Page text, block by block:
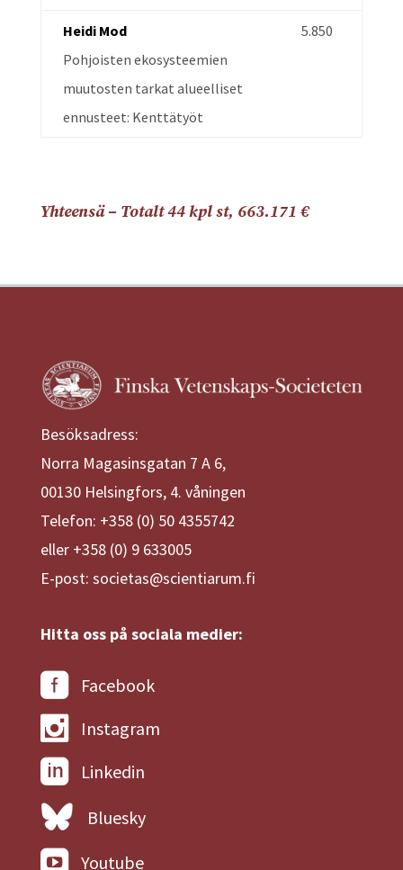
Heidi Mod
Pohjoisten ekosysteemien
muutosten tarkat alueelliset
ennusteet: Kenttätyöt
5.850
Yhteensä – Totalt 44 kpl st, 663.171 €
Besöksadress:
Norra Magasinsgatan 7 A 6,
00130 Helsingfors, 4. våningen
Telefon: +358 (0) 50 4355742
eller +358 (0) 9 633005
E-post: societas@scientiarum.fi
Hitta oss på sociala medier:
Facebook
Instagram
Linkedin
Bluesky
Youtube